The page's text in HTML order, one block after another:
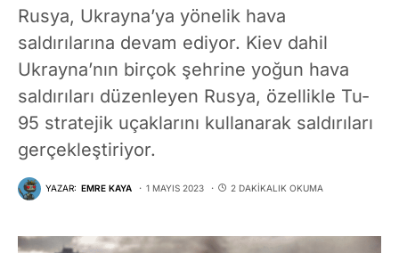
Rusya, Ukrayna’ya yönelik hava
saldırılarına devam ediyor. Kiev dahil
Ukrayna’nın birçok şehrine yoğun hava
saldırıları düzenleyen Rusya, özellikle Tu-
95 stratejik uçaklarını kullanarak saldırıları
gerçekleştiriyor.
YAZAR: EMRE KAYA 1 MAYIS 2023 2 DAKIKALIK OKUMA